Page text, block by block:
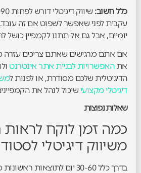
כלל חשוב:
עקבית לפני שאפשר לשפוט אם זה
יומיים, אבל גם אל תתנו לקמפיין כושל
אם אתם מרגישים שאתם צריכים עזרה
אתהאפשרויות לבניית אתר אינטרנט
הדיגיטלית שלכם מסודרת, או לפנות ל
דיגיטלי מקצועי שיכול לנהל את
שאלות נפוצות
כמה זמן לוקח
משיווק דיגיטלי
בדרך כלל 30-60 יום לתוצאות